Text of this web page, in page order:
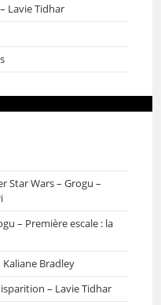
Lavie Tidhar
Star Wars – Grogu –
– Première escale : la
Bradley
– Lavie Tidhar